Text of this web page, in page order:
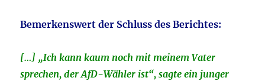
Bemerkenswert der Schluss des Berichtes:
[…] „Ich kann kaum noch mit meinem Vater
sprechen, der AfD-Wähler ist“, sagte ein junger